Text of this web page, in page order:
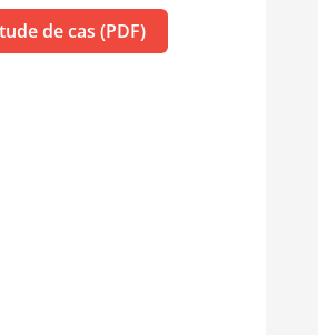
de cas (PDF)